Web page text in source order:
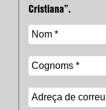
Cristiana”.